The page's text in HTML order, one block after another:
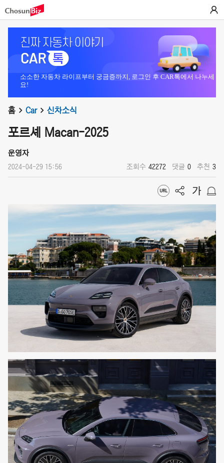
소소한 자동차 라이프부터 궁금증까지, 로그인 후 CAR톡에서 나누세
요!
홈 Car 신차소식
포르셰 Macan-2025
운영자
2024-04-29 15:56 조회수 42272 댓글 0 추천 3